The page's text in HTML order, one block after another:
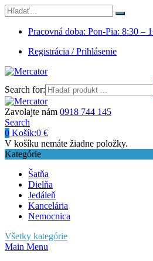
Pracovná doba: Pon-Pia: 8:30 –
Registrácia / Prihlásenie
Search for:
Zavolajte nám 0918 744 145
Search
0 Košík:0 €
V košíku nemáte žiadne položky.
Kategórie
Šatňa
Dielňa
Jedáleň
Kancelária
Nemocnica
Všetky kategórie
Main Menu